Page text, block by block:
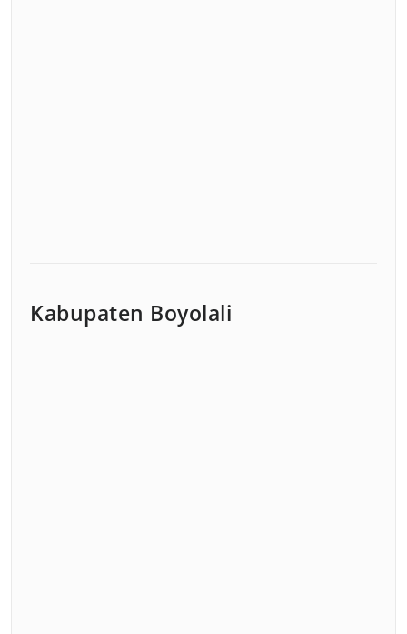
Kabupaten Boyolali